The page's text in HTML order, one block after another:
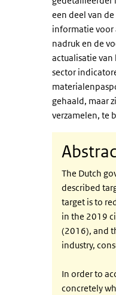
een deel van
informatie voor
nadruk en de
actualisatie van
sector
gehaald, maar
verzamelen, te
The Dutch
described
target is to
in the 2019
(2016), and
industry,
In order to
concretely